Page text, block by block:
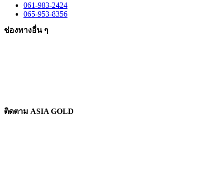
061-983-2424
065-953-8356
ช่องทางอื่น ๆ
ติดตาม ASIA GOLD